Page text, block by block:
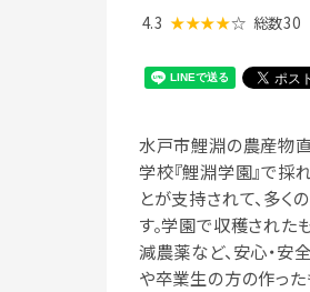
4.3 ★★★★☆ 総数30
水戸市鯉淵の農産物直
学校『鯉淵学園』で採
とが支持されて、多く
す。学園で収穫された
減農薬など、安心・安
や卒業生の方の作った